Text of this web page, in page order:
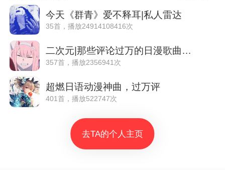
今天《群青》爱不释耳|私人雷达
35首，播放24914108416次
二次元|那些评论过万的日漫歌曲（已排序）
357首，播放2356941次
超燃日语动漫神曲，过万评
401首，播放522747次
去TA的个人主页